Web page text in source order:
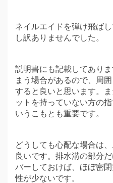
ネイルエイドを弾け飛ば
し訳ありませんでした。
説明書にも記載してあり
まう場合があるので、周
すると良いと思います。
ットを持っていない方の
いうこもとも重要です。
どうしても心配な場合は
良いです。排水溝の部分
バーしておけば、ほぼ密
性が少ないです。